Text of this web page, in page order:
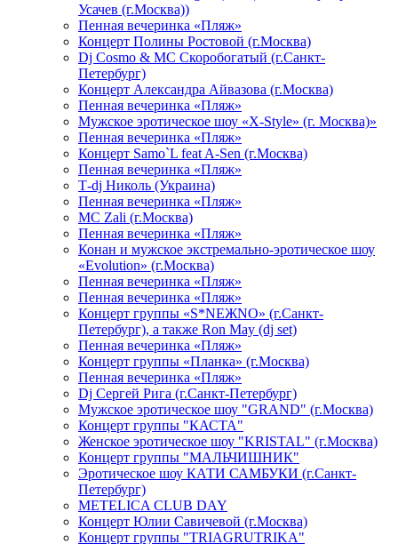
Усачев (г.Москва))
Пенная вечеринка «Пляж»
Концерт Полины Ростовой (г.Москва)
Dj Cosmo & МС Скоробогатый (г.Санкт-
Петербург)
Концерт Александра Айвазова (г.Москва)
Пенная вечеринка «Пляж»
Мужское эротическое шоу «X-Style» (г. Москва)»
Пенная вечеринка «Пляж»
Концерт Samo`L feat A-Sen (г.Москва)
Пенная вечеринка «Пляж»
Т-dj Николь (Украина)
Пенная вечеринка «Пляж»
МС Zali (г.Москва)
Пенная вечеринка «Пляж»
Конан и мужское экстремально-эротическое шоу
«Evolution» (г.Москва)
Пенная вечеринка «Пляж»
Пенная вечеринка «Пляж»
Концерт группы «S*NEЖNO» (г.Санкт-
Петербург), а также Ron May (dj set)
Пенная вечеринка «Пляж»
Концерт группы «Планка» (г.Москва)
Пенная вечеринка «Пляж»
Dj Сергей Рига (г.Санкт-Петербург)
Мужское эротическое шоу "GRAND" (г.Москва)
Концерт группы "КАСТА"
Женское эротическое шоу "KRISTAL" (г.Москва)
Концерт группы "МАЛЬЧИШНИК"
Эротическое шоу КАТИ САМБУКИ (г.Санкт-
Петербург)
METELICA CLUB DAY
Концерт Юлии Савичевой (г.Москва)
Концерт группы "TRIAGRUTRIKA"